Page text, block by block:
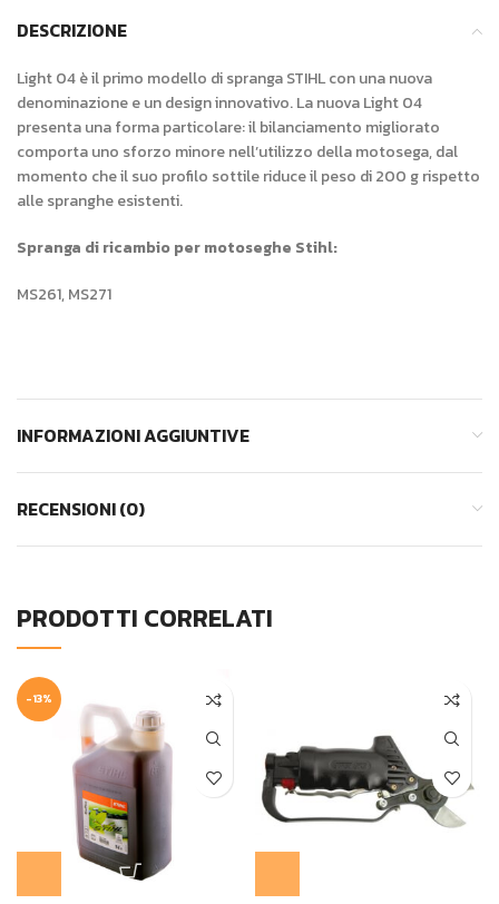
DESCRIZIONE
Light 04 è il primo modello di spranga STIHL con una nuova
denominazione e un design innovativo. La nuova Light 04
presenta una forma particolare: il bilanciamento migliorato
comporta uno sforzo minore nell’utilizzo della motosega, dal
momento che il suo profilo sottile riduce il peso di 200 g rispetto
alle spranghe esistenti.
Spranga di ricambio per motoseghe Stihl:
MS261, MS271
INFORMAZIONI AGGIUNTIVE
RECENSIONI (0)
PRODOTTI CORRELATI
-13%